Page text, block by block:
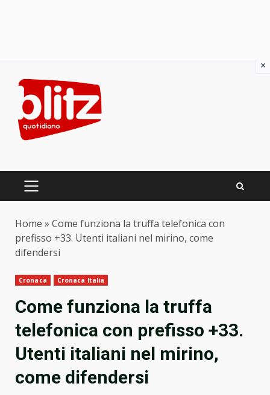
content
PRIMARY
Home » Come funziona la truffa telefonica con
prefisso +33. Utenti italiani nel mirino, come
difendersi
Cronaca Cronaca Italia
Come funziona la truffa
telefonica con prefisso +33.
Utenti italiani nel mirino,
come difendersi
×